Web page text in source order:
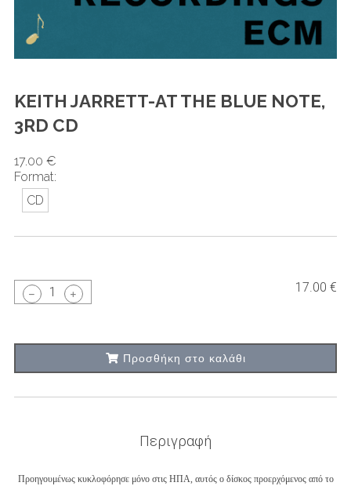
KEITH JARRETT-AT THE BLUE NOTE,
3RD CD
17.00 €
Format:
CD
1 17.00 €
Προσθήκη στο καλάθι
Περιγραφή
Προηγουμένως κυκλοφόρησε μόνο στις ΗΠΑ, αυτός ο δίσκος προερχόμενος από το